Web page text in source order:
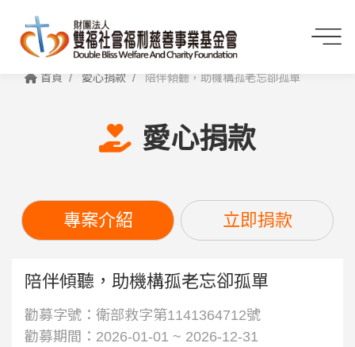
首頁 愛心捐款 陪伴傾聽，助機構孤老忘卻孤單
愛心捐款
專案介紹 立即捐款
陪伴傾聽，助機構孤老忘卻孤單
勸募字號：衛部救字第1141364712號
勸募期間：2026-01-01 ~ 2026-12-31